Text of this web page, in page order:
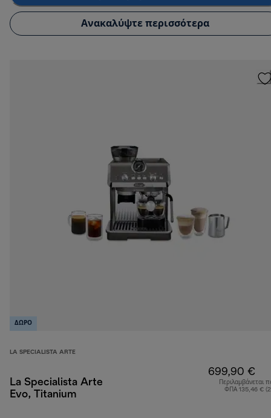
Ανακαλύψτε περισσότερα
ΔΩΡΟ
LA SPECIALISTA ARTE
La Specialista Arte
Evo, Titanium
699,90 €
Περιλαμβάνεται
ΦΠΑ 135,46 €